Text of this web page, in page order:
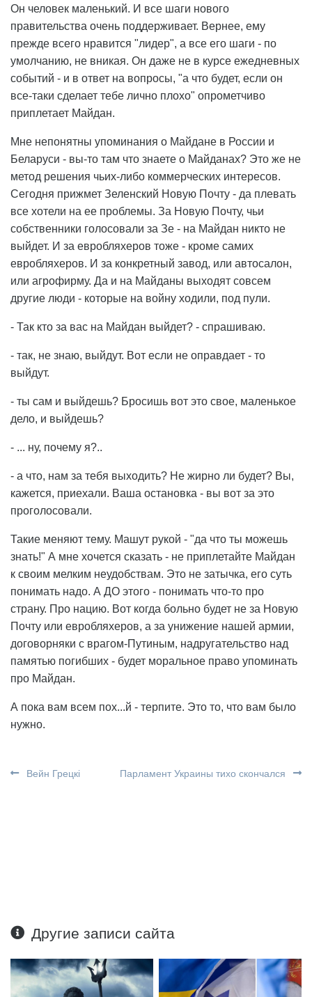
Он человек маленький. И все шаги нового
правительства очень поддерживает. Вернее, ему
прежде всего нравится "лидер", а все его шаги - по
умолчанию, не вникая. Он даже не в курсе ежедневных
событий - и в ответ на вопросы, "а что будет, если он
все-таки сделает тебе лично плохо" опрометчиво
приплетает Майдан.
Мне непонятны упоминания о Майдане в России и
Беларуси - вы-то там что знаете о Майданах? Это же не
метод решения чьих-либо коммерческих интересов.
Сегодня прижмет Зеленский Новую Почту - да плевать
все хотели на ее проблемы. За Новую Почту, чьи
собственники голосовали за Зе - на Майдан никто не
выйдет. И за евробляхеров тоже - кроме самих
евробляхеров. И за конкретный завод, или автосалон,
или агрофирму. Да и на Майданы выходят совсем
другие люди - которые на войну ходили, под пули.
- Так кто за вас на Майдан выйдет? - спрашиваю.
- так, не знаю, выйдут. Вот если не оправдает - то
выйдут.
- ты сам и выйдешь? Бросишь вот это свое, маленькое
дело, и выйдешь?
- ... ну, почему я?..
- а что, нам за тебя выходить? Не жирно ли будет? Вы,
кажется, приехали. Ваша остановка - вы вот за это
проголосовали.
Такие меняют тему. Машут рукой - "да что ты можешь
знать!" А мне хочется сказать - не приплетайте Майдан
к своим мелким неудобствам. Это не затычка, его суть
понимать надо. А ДО этого - понимать что-то про
страну. Про нацию. Вот когда больно будет не за Новую
Почту или евробляхеров, а за унижение нашей армии,
договорняки с врагом-Путиным, надругательство над
памятью погибших - будет моральное право упоминать
про Майдан.
А пока вам всем пох...й - терпите. Это то, что вам было
нужно.
Вейн Грецкі Парламент Украины тихо скончался
Другие записи сайта